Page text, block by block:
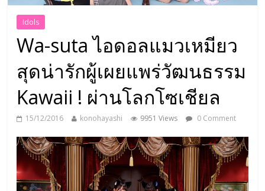
Idols
Wa-suta ไอดอลแมวเหมียว
สุดน่ารักผู้เผยแพร่วัฒนธรรม
Kawaii ! ผ่านโลกโซเชียล
15/12/2016 konohayashi 9951 Views 0 Comment